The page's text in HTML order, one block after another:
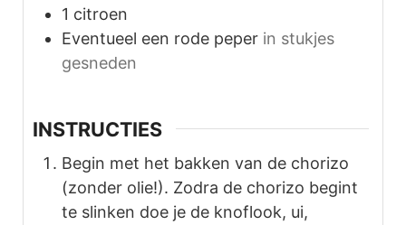
1 citroen
Eventueel een rode peper in stukjes
gesneden
INSTRUCTIES
Begin met het bakken van de chorizo
(zonder olie!). Zodra de chorizo begint
te slinken doe je de knoflook, ui,